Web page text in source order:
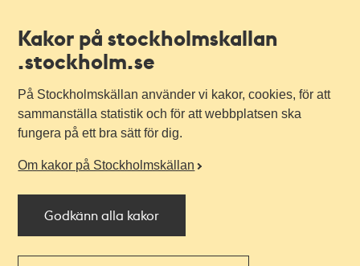
Kakor på stockholmskallan
.stockholm.se
På Stockholmskällan använder vi kakor, cookies, för att
sammanställa statistik och för att webbplatsen ska
fungera på ett bra sätt för dig.
Om kakor på Stockholmskällan
Godkänn alla kakor